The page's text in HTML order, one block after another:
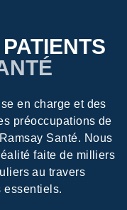
en charge et des
préoccupations de
Santé. Nous
faite de milliers
au travers
essentiels.